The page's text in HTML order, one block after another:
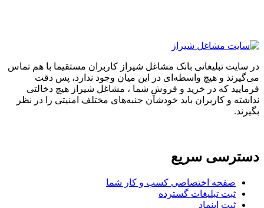
در سایت تبلیغاتی بانک مشاغل شیراز کاربران مستقیما با هم تماس
می‌گیرند و هیچ واسطه‌ای در این میان وجود ندارد، پس دقت
فرمایید که در خرید و فروشِ شما ، مشاغل شیراز هیچ دخالتی
نداشته و کاربران باید خودشان جنبه‌های مختلف امنیتی را در نظر
بگیرند.
دسترسی سریع
صفحه اختصاصی کسب و کار شما
ثبت تبلیغات گسترده
ثبت اینماد